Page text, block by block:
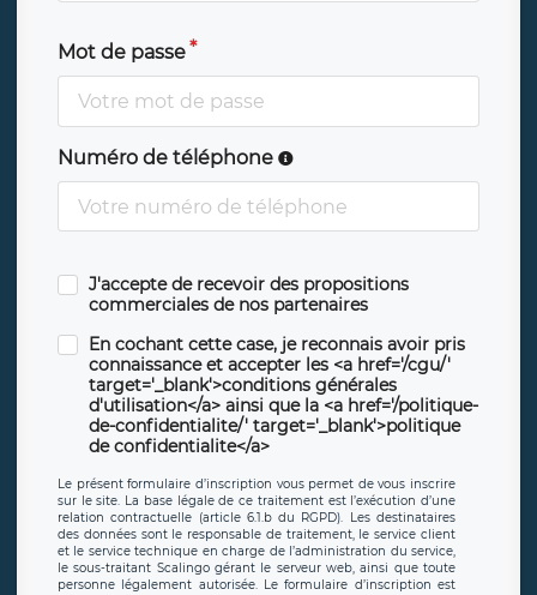
Mot de passe
Numéro de téléphone
J'accepte de recevoir des propositions
commerciales de nos partenaires
En cochant cette case, je reconnais avoir pris
connaissance et accepter les <a href='/cgu/'
target='_blank'>conditions générales
d'utilisation</a> ainsi que la <a href='/politique-
de-confidentialite/' target='_blank'>politique
de confidentialite</a>
Le présent formulaire d’inscription vous permet de vous inscrire
sur le site. La base légale de ce traitement est l’exécution d’une
relation contractuelle (article 6.1.b du RGPD). Les destinataires
des données sont le responsable de traitement, le service client
et le service technique en charge de l’administration du service,
le sous-traitant Scalingo gérant le serveur web, ainsi que toute
personne légalement autorisée. Le formulaire d’inscription est